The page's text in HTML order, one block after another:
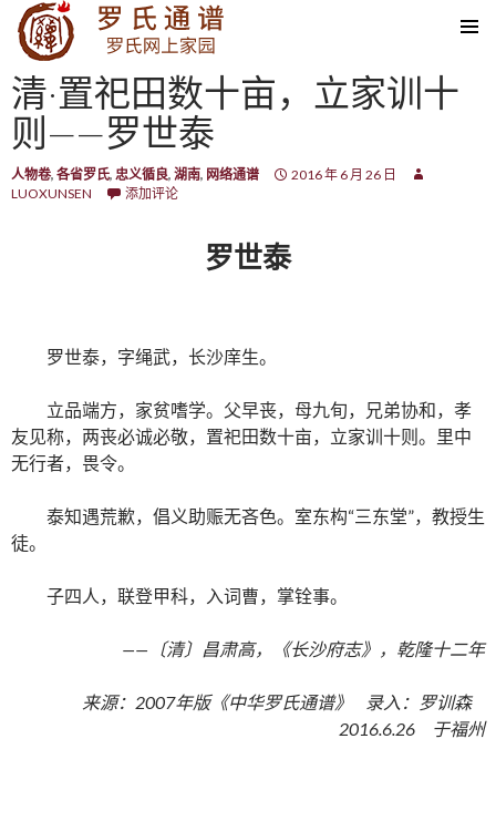
SKIP TO CONTENT
清·置祀田数十亩，立家训十
则——罗世泰
人物卷, 各省罗氏, 忠义循良, 湖南, 网络通谱
2016 年 6 月 26 日
LUOXUNSEN
添加评论
罗世泰
罗世泰，字绳武，长沙庠生。
立品端方，家贫嗜学。父早丧，母九旬，兄弟协和，孝
友见称，两丧必诚必敬，置祀田数十亩，立家训十则。里中
无行者，畏令。
泰知遇荒歉，倡义助赈无吝色。室东构“三东堂”，教授生
徒。
子四人，联登甲科，入词曹，掌铨事。
——〔清〕昌肃高，《长沙府志》，乾隆十二年
来源：2007年版《中华罗氏通谱》 录入：罗训森
2016.6.26 于福州